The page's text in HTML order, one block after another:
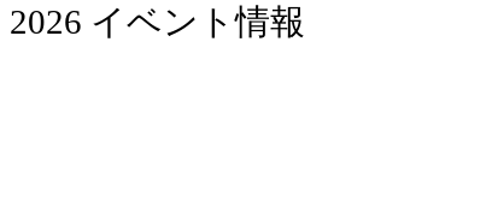
2026 イベント情報